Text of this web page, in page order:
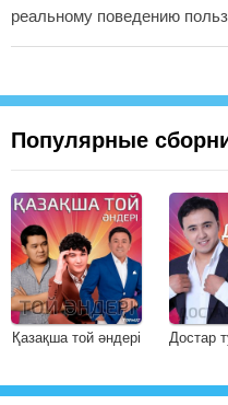
реальному поведению
Популярные
Қазақша той әндері Достар